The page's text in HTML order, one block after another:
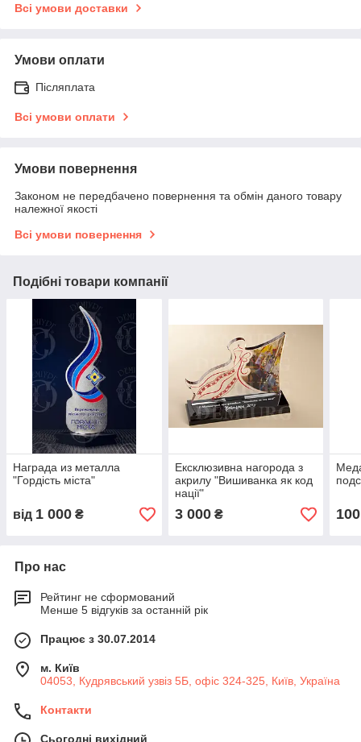
Всі умови доставки
Умови оплати
Післяплата
Всі умови оплати
Умови повернення
Законом не передбачено повернення та обмін даного товару
належної якості
Всі умови повернення
Подібні товари компанії
Награда из металла
"Гордість міста"
від 1 000 ₴
Ексклюзивна нагорода з
акрилу "Вишиванка як код
нації"
3 000₴ 100
Про нас
Рейтинг не сформований
Менше 5 відгуків за останній рік
Працює з 30.07.2014
м. Київ
04053, Кудрявський узвіз 5Б, офіс 324-325, Київ, Україна
Контакти
Сьогодні вихідний